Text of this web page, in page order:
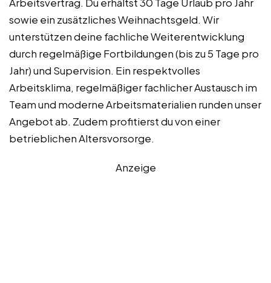
sowie ein zusätzliches Weihnachtsgeld. Wir
unterstützen deine fachliche Weiterentwicklung
durch regelmäßige Fortbildungen (bis zu 5 Tage pro
Jahr) und Supervision. Ein respektvolles
Arbeitsklima, regelmäßiger fachlicher Austausch im
Team und moderne Arbeitsmaterialien runden unser
Angebot ab. Zudem profitierst du von einer
betrieblichen Altersvorsorge.
Anzeige